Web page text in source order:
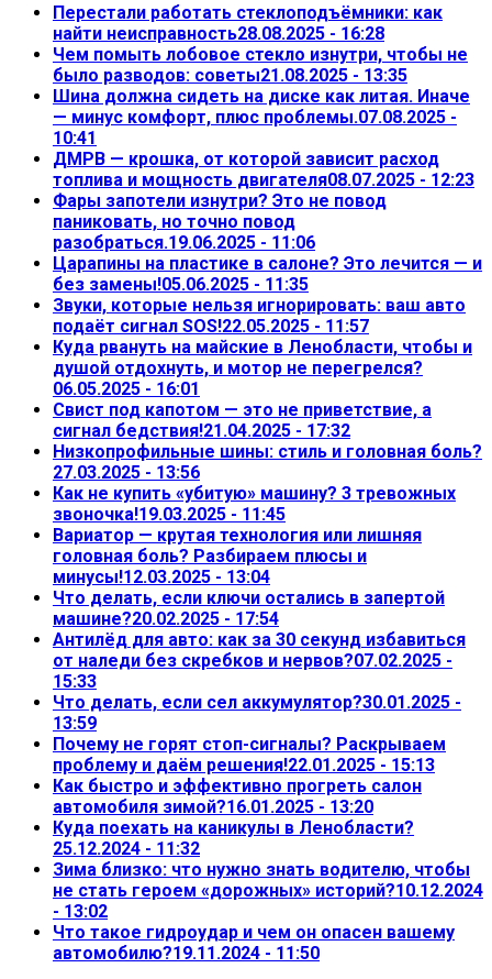
Перестали работать стеклоподъёмники: как
найти неисправность28.08.2025 - 16:28
Чем помыть лобовое стекло изнутри, чтобы не
было разводов: советы21.08.2025 - 13:35
Шина должна сидеть на диске как литая. Иначе
— минус комфорт, плюс проблемы.07.08.2025 -
10:41
ДМРВ — крошка, от которой зависит расход
топлива и мощность двигателя08.07.2025 - 12:23
Фары запотели изнутри? Это не повод
паниковать, но точно повод
разобраться.19.06.2025 - 11:06
Царапины на пластике в салоне? Это лечится — и
без замены!05.06.2025 - 11:35
Звуки, которые нельзя игнорировать: ваш авто
подаёт сигнал SOS!22.05.2025 - 11:57
Куда рвануть на майские в Ленобласти, чтобы и
душой отдохнуть, и мотор не перегрелся?
06.05.2025 - 16:01
Свист под капотом — это не приветствие, а
сигнал бедствия!21.04.2025 - 17:32
Низкопрофильные шины: стиль и головная боль?
27.03.2025 - 13:56
Как не купить «убитую» машину? 3 тревожных
звоночка!19.03.2025 - 11:45
Вариатор — крутая технология или лишняя
головная боль? Разбираем плюсы и
минусы!12.03.2025 - 13:04
Что делать, если ключи остались в запертой
машине?20.02.2025 - 17:54
Антилёд для авто: как за 30 секунд избавиться
от наледи без скребков и нервов?07.02.2025 -
15:33
Что делать, если сел аккумулятор?30.01.2025 -
13:59
Почему не горят стоп-сигналы? Раскрываем
проблему и даём решения!22.01.2025 - 15:13
Как быстро и эффективно прогреть салон
автомобиля зимой?16.01.2025 - 13:20
Куда поехать на каникулы в Ленобласти?
25.12.2024 - 11:32
Зима близко: что нужно знать водителю, чтобы
не стать героем «дорожных» историй?10.12.2024
- 13:02
Что такое гидроудар и чем он опасен вашему
автомобилю?19.11.2024 - 11:50